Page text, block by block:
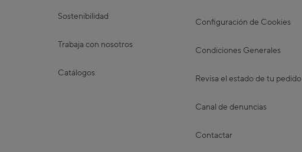
Sostenibilidad
Trabaja con nosotros
Catálogos
Configuración de Cookies
Condiciones Generales
Revisa el estado de tu pedido
Canal de denuncias
Contactar